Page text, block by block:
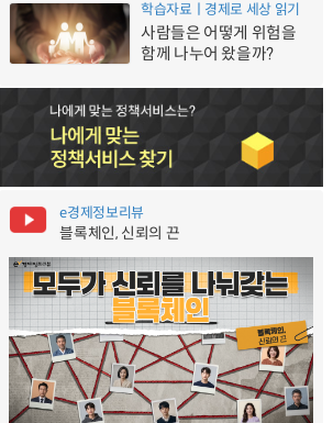
학습자료ㅣ경제로 세상 읽기
사람들은 어떻게 위험을
함께 나누어 왔을까?
e경제정보리뷰
블록체인, 신뢰의 끈